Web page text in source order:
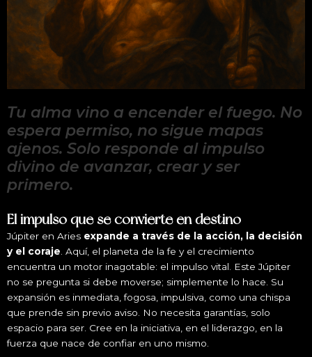
Tu alma vino a encender el fuego. No
espera permiso, no sigue mapas
ajenos. Solo responde al impulso
divino de avanzar, crear y ser
primero.
El impulso que se convierte en destino
Júpiter en Aries expande a través de la acción, la decisión
y el coraje . Aquí, el planeta de la fe y el crecimiento
encuentra un motor inagotable: el impulso vital. Este Júpiter
no se pregunta si debe moverse; simplemente lo hace. Su
expansión es inmediata, fogosa, impulsiva, como una chispa
que prende sin previo aviso. No necesita garantías, solo
espacio para ser. Cree en la iniciativa, en el liderazgo, en la
fuerza que nace de confiar en uno mismo.